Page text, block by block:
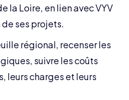
la Loire, en lien avec VYV
ses projets.
régional, recenser les
suivre les coûts
leurs charges et leurs